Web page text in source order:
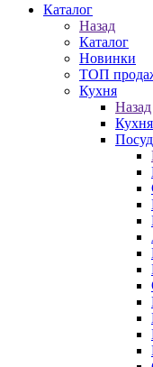
Каталог
Назад
Каталог
Новинки
ТОП
Кухня
Назад
Кухня